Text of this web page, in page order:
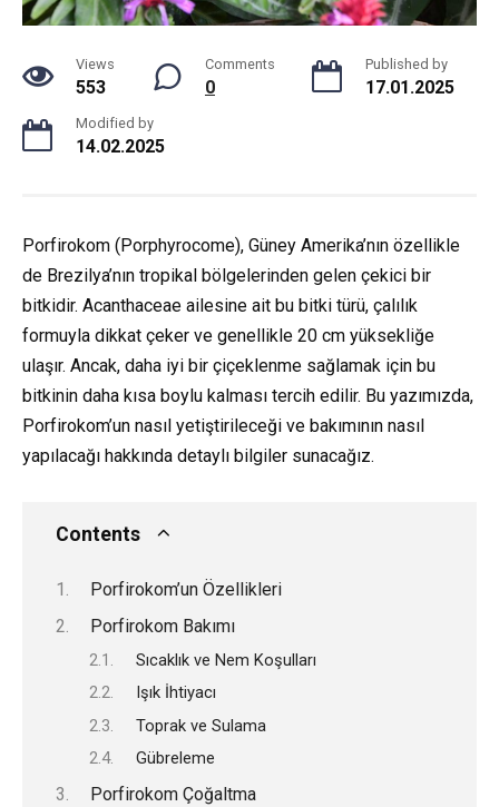
Views
553
Comments
0
Published by
17.01.2025
Modified by
14.02.2025
Porfirokom (Porphyrocome), Güney Amerika’nın özellikle
de Brezilya’nın tropikal bölgelerinden gelen çekici bir
bitkidir. Acanthaceae ailesine ait bu bitki türü, çalılık
formuyla dikkat çeker ve genellikle 20 cm yüksekliğe
ulaşır. Ancak, daha iyi bir çiçeklenme sağlamak için bu
bitkinin daha kısa boylu kalması tercih edilir. Bu yazımızda,
Porfirokom’un nasıl yetiştirileceği ve bakımının nasıl
yapılacağı hakkında detaylı bilgiler sunacağız.
Contents
Porfirokom’un Özellikleri
Porfirokom Bakımı
Sıcaklık ve Nem Koşulları
Işık İhtiyacı
Toprak ve Sulama
Gübreleme
Porfirokom Çoğaltma